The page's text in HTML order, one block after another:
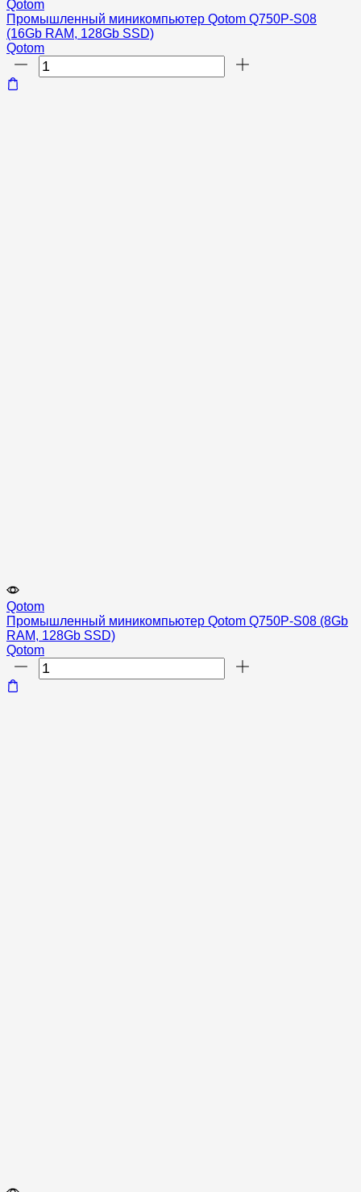
Qotom
Промышленный миникомпьютер Qotom Q750P-S08
(16Gb RAM, 128Gb SSD)
Qotom
Количество
товара
Qotom
Промышленный миникомпьютер Qotom Q750P-S08 (8Gb
RAM, 128Gb SSD)
Qotom
Количество
товара